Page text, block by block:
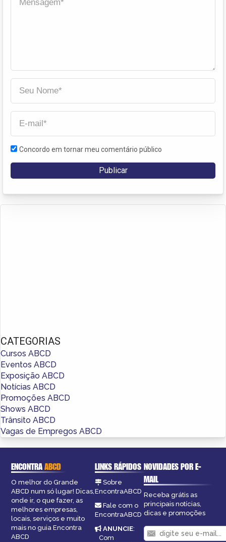
Concordo em tornar meu comentário público
CATEGORIAS
Cursos ABCD
Eventos ABCD
Exposição ABCD
Notícias ABCD
Promoções ABCD
Shows ABCD
Trânsito ABCD
Vagas de Empregos ABCD
ENCONTRAABCD
O melhor do Grande
ABCD num só lugar! Dicas,
onde ir, o que fazer, as
melhores empresas,
locais, serviços e muito
mais no guia Encontra
ABCD
LINKS RÁPIDOS
Sobre
EncontraABCD
Fale com o
EncontraABCD
ANUNCIE:
Com
NOVIDADES POR E-
MAIL
Receba grátis as
principais notícias,
dicas e promoções